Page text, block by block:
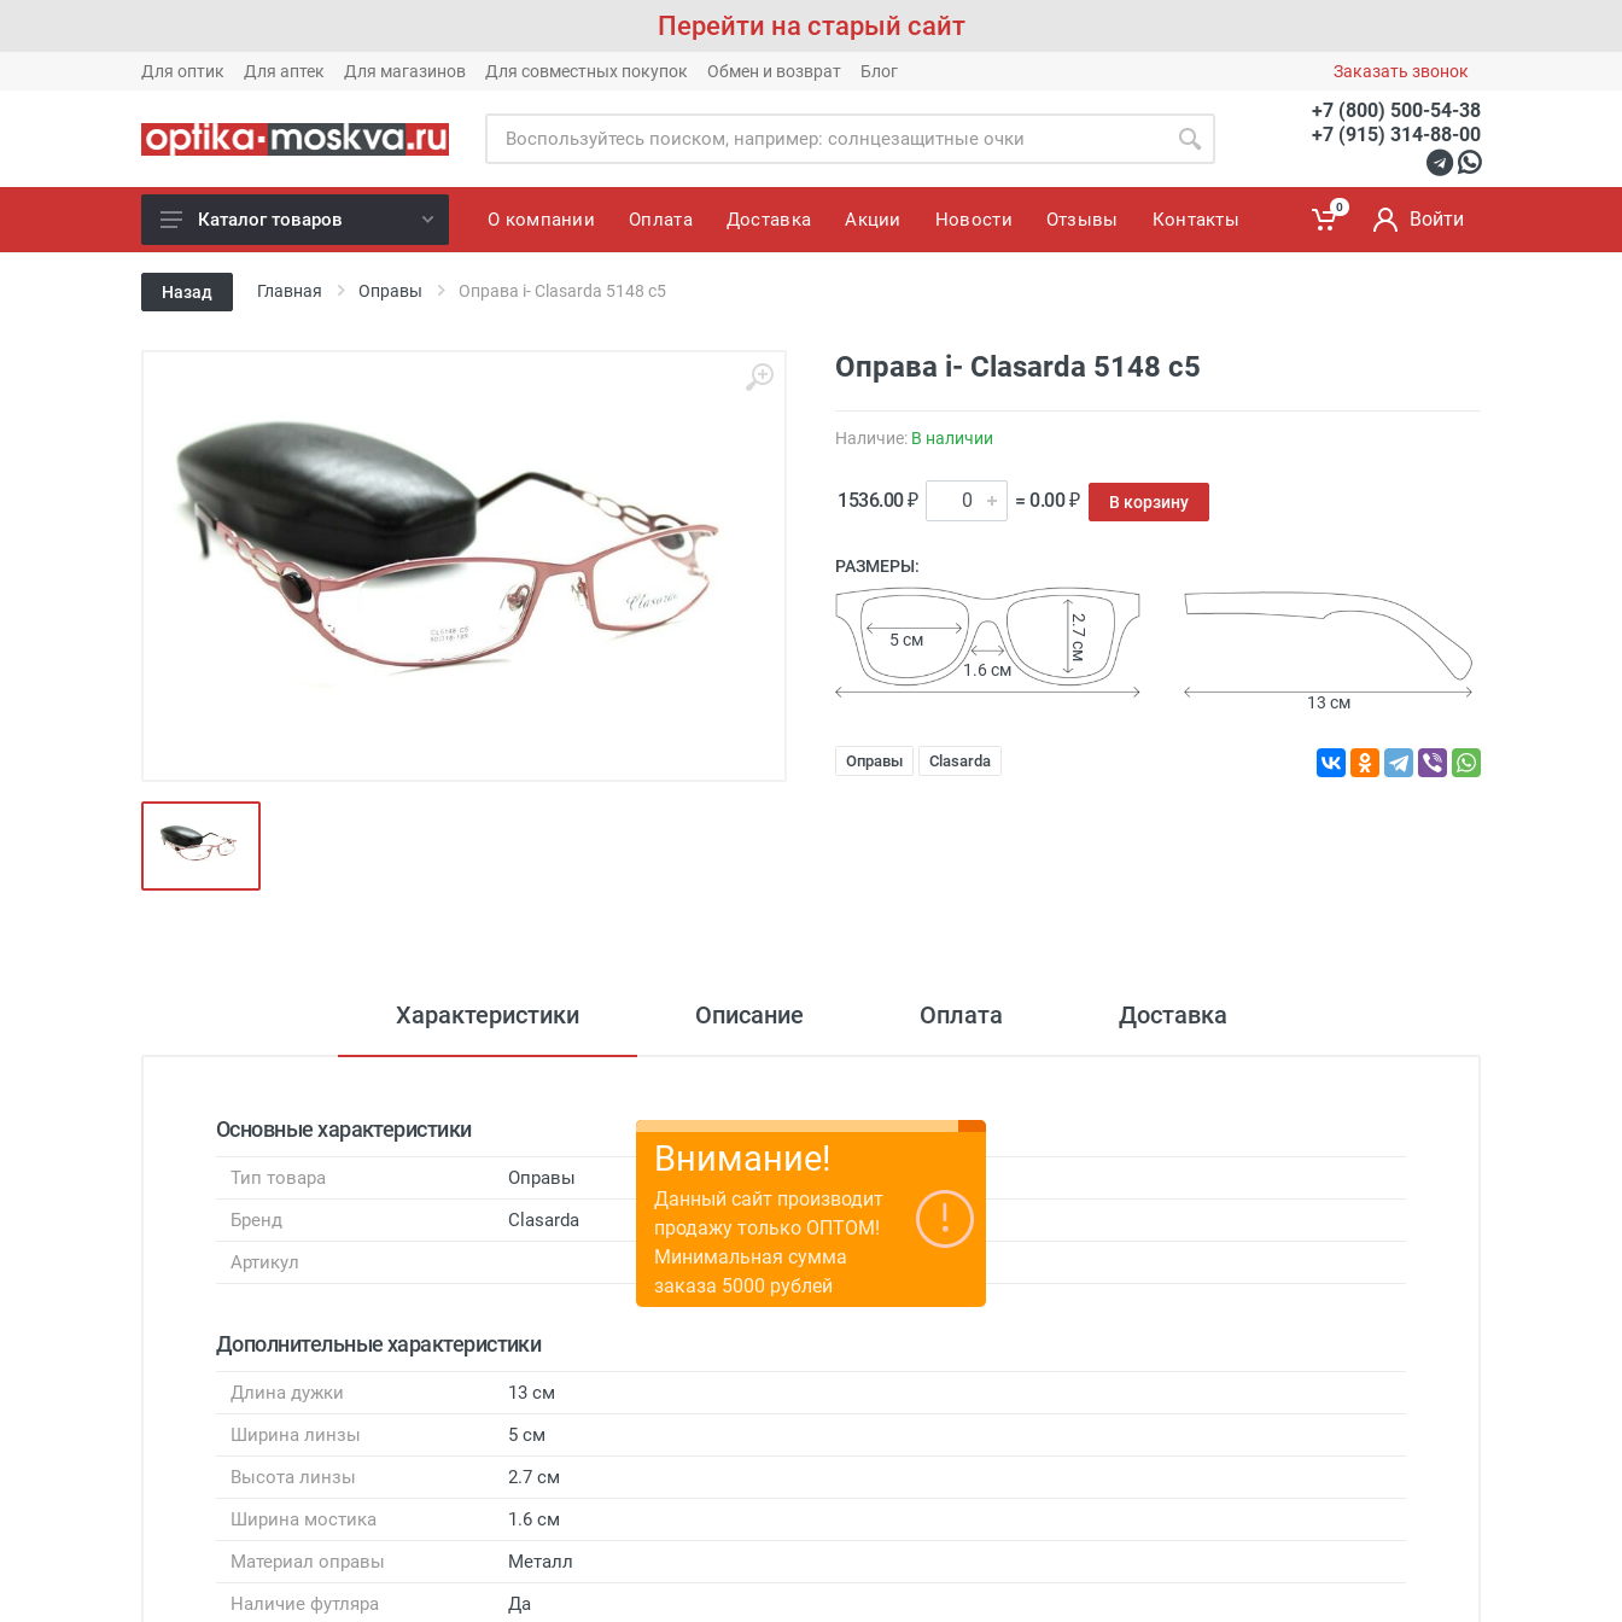
Перейти на старый сайт
Для оптик Для аптек Для магазинов Для совместных покупок Обмен и возврат Блог Заказать звонок
+7 (800) 500-54-38
+7 (915) 314-88-00
Новое готовые очки (1621)
Новое солнце (1613)
Компьютерные очки (852)
Оправы (3917)
Известные бренды (212)
Футляры и мешки (1412)
Красота и здоровье (353)
Атрибуты для оптики (59)
Каталог товаров О компании Оплата Доставка Акции Новости Отзывы Контакты
0
Войти
Назад Главная Оправы Оправа i- Сlasarda 5148 с5
Оправа i- Сlasarda 5148 с5
Наличие: В наличии
1536.00 ₽ = 0.00 ₽ В корзину
РАЗМЕРЫ:
1.6 см
5 см 2.7 см
13 см
Оправы Clasarda
Характеристики Описание Оплата Доставка
Основные характеристики
Тип товара
Оправы
Бренд
Clasarda
Артикул
Дополнительные характеристики
Длина дужки
13 см
Ширина линзы
5 см
Высота линзы
2.7 см
Ширина мостика
1.6 см
Материал оправы
Металл
Наличие футляра
Да
Внимание!
Данный сайт производит
продажу только ОПТОМ!
Минимальная сумма
заказа 5000 рублей